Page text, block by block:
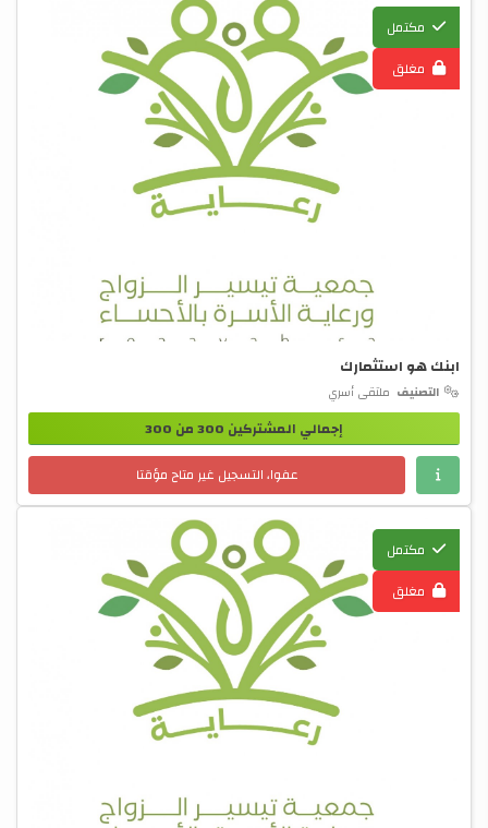
مكتمل
مغلق
ابنك هو استثمارك
التصنيف ملتقى أسري
إجمالي المشتركين 300 من 300
عفوا، التسجيل غير متاح مؤقتا
مكتمل
مغلق